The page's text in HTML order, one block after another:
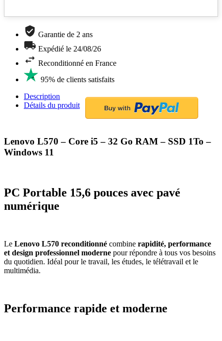
Garantie de 2 ans
Expédié le 24/08/26
Reconditionné en France
95% de clients satisfaits
Description
Détails du produit
Lenovo L570 – Core i5 – 32 Go RAM – SSD 1To –
Windows 11
PC Portable 15,6 pouces avec pavé
numérique
Le Lenovo L570 reconditionné combine rapidité, performance
et design professionnel moderne pour répondre à tous vos besoins
du quotidien. Idéal pour le travail, les études, le télétravail et le
multimédia.
Performance rapide et moderne